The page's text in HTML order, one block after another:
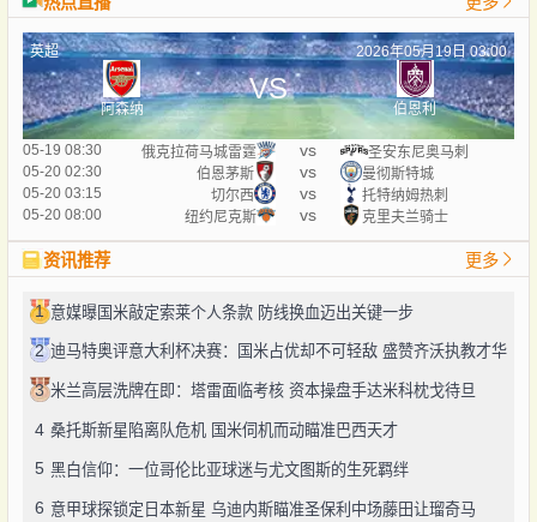
英超 2026年05月19日 03:00
阿森纳
VS
伯恩利
05-19 08:30 俄克拉荷马城雷霆 vs
圣安东尼奥马刺
05-20 02:30
伯恩茅斯 vs
曼彻斯特城
05-20 03:15
切尔西 vs
托特纳姆热刺
05-20 08:00
纽约尼克斯 vs 克里夫兰骑士
资讯推荐 更多
1 意媒曝国米敲定索莱个人条款 防线换血迈出关键一步
2 迪马特奥评意大利杯决赛：国米占优却不可轻敌 盛赞齐沃执教才华
3 米兰高层洗牌在即：塔雷面临考核 资本操盘手达米科枕戈待旦
4 桑托斯新星陷离队危机 国米伺机而动瞄准巴西天才
5 黑白信仰：一位哥伦比亚球迷与尤文图斯的生死羁绊
6 意甲球探锁定日本新星 乌迪内斯瞄准圣保利中场藤田让瑠奇马